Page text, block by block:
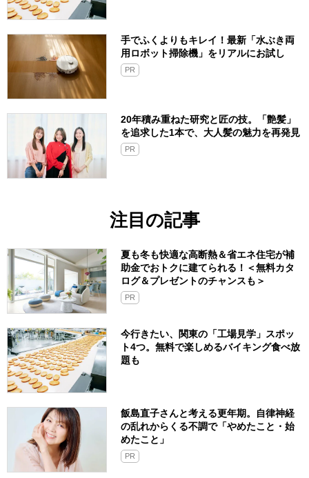
手でふくよりもキレイ！最新「水ぶき両
用ロボット掃除機」をリアルにお試し
PR
20年積み重ねた研究と匠の技。「艶髪」
を追求した1本で、大人髪の魅力を再発見
PR
注目の記事
夏も冬も快適な高断熱＆省エネ住宅が補
助金でおトクに建てられる！＜無料カタ
ログ＆プレゼントのチャンスも＞
PR
今行きたい、関東の「工場見学」スポッ
ト4つ。無料で楽しめるバイキング食べ放
題も
飯島直子さんと考える更年期。自律神経
の乱れからくる不調で「やめたこと・始
めたこと」
PR